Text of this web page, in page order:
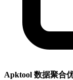
Apktool 数据聚合